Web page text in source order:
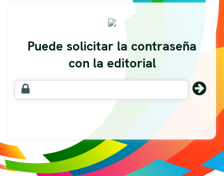
Puede solicitar la contraseña
con la editorial